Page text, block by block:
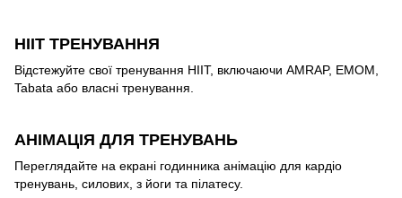
HIIT ТРЕНУВАННЯ
Відстежуйте свої тренування HIIT, включаючи AMRAP, EMOM,
Tabata або власні тренування.
АНІМАЦІЯ ДЛЯ ТРЕНУВАНЬ
Переглядайте на екрані годинника анімацію для кардіо
тренувань, силових, з йоги та пілатесу.